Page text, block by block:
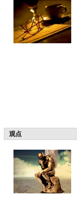
观点